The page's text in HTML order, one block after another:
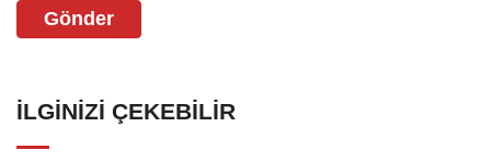
Gönder
İLGINIZI ÇEKEBILIR